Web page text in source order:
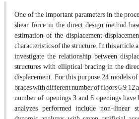
One of the important parameters in the
shear force in the direct design method
estimation of the displacement
characteristics of the structure. In this article,
investigate the relationship between
structures with elliptical bracing in the
displacement. For this purpose, 24 models
braces with different number of floors 6, 9,
number of openings 3 and 6 openings
analyzes performed include non-linear